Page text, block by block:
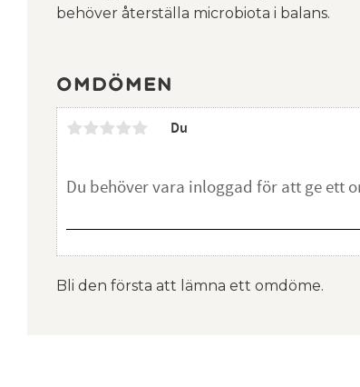
behöver återställa microbiota i balans.
Omdömen
Du
Bli den första att lämna ett omdöme.